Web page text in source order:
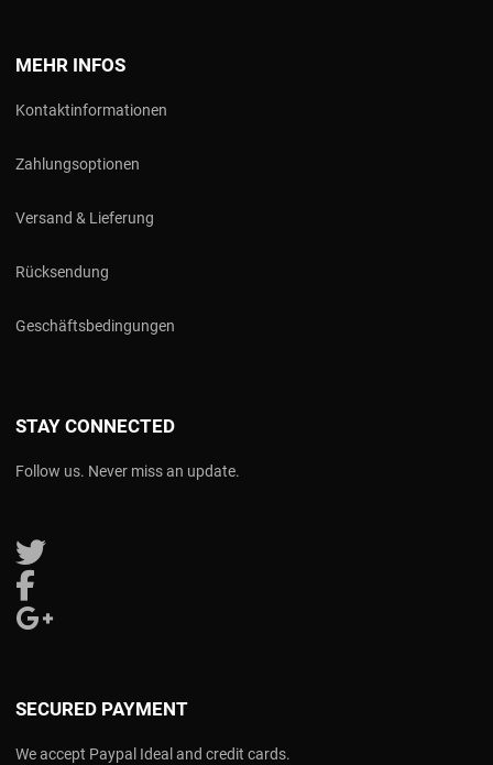
MEHR INFOS
Kontaktinformationen
Zahlungsoptionen
Versand & Lieferung
Rücksendung
Geschäftsbedingungen
STAY CONNECTED
Follow us. Never miss an update.
Follow us on Twitter
SECURED PAYMENT
We accept Paypal Ideal and credit cards.